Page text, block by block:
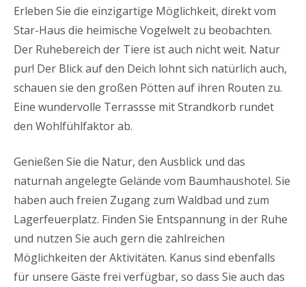
Erleben Sie die einzigartige Möglichkeit, direkt vom
Star-Haus die heimische Vogelwelt zu beobachten.
Der Ruhebereich der Tiere ist auch nicht weit. Natur
pur! Der Blick auf den Deich lohnt sich natürlich auch,
schauen sie den großen Pötten auf ihren Routen zu.
Eine wundervolle Terrassse mit Strandkorb rundet
den Wohlfühlfaktor ab.
Genießen Sie die Natur, den Ausblick und das
naturnah angelegte Gelände vom Baumhaushotel. Sie
haben auch freien Zugang zum Waldbad und zum
Lagerfeuerplatz. Finden Sie Entspannung in der Ruhe
und nutzen Sie auch gern die zahlreichen
Möglichkeiten der Aktivitäten. Kanus sind ebenfalls
für unsere Gäste frei verfügbar, so dass Sie auch das